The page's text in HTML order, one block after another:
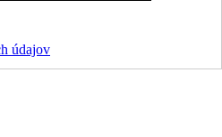
údajov